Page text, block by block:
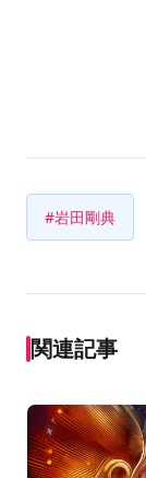
#岩田剛典
関連記事